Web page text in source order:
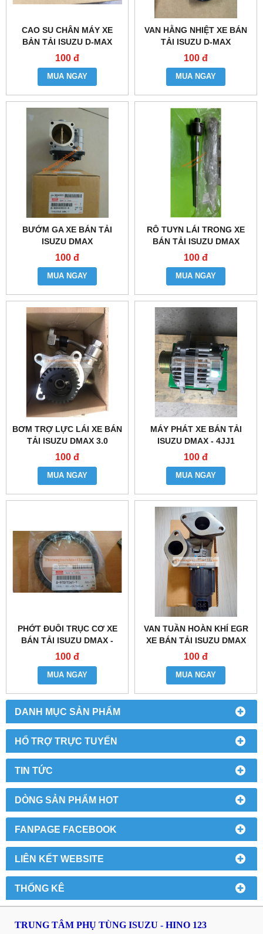
DANH MỤC SẢN PHẨM
HỔ TRỢ TRỰC TUYẾN
TIN TỨC
DÒNG SẢN PHẨM HOT
FANPAGE FACEBOOK
LIÊN KẾT WEBSITE
THỐNG KÊ
CAO SU CHÂN MÁY XE
BẢN TẢI ISUZU D-MAX
100 đ
MUA NGAY
VAN HẰNG NHIỆT XE BÁN
TẢI ISUZU D-MAX
100 đ
MUA NGAY
BƯỚM GA XE BÁN TẢI
ISUZU DMAX
100 đ
MUA NGAY
RÔ TUYN LÁI TRONG XE
BÁN TẢI ISUZU DMAX
100 đ
MUA NGAY
BƠM TRỢ LỰC LÁI XE BÁN
TẢI ISUZU DMAX 3.0
100 đ
MUA NGAY
MÁY PHÁT XE BÁN TẢI
ISUZU DMAX - 4JJ1
100 đ
MUA NGAY
PHỚT ĐUÔI TRỤC CƠ XE
BÁN TẢI ISUZU DMAX -
4JJ1
100 đ
MUA NGAY
VAN TUẦN HOÀN KHÍ EGR
XE BÁN TẢI ISUZU DMAX
100 đ
MUA NGAY
TRUNG TÂM PHỤ TÙNG ISUZU - HINO 123